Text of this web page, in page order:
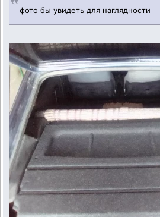
фото бы увидеть для наглядности